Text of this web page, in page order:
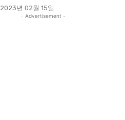
2023년 02월 15일
- Advertisement -